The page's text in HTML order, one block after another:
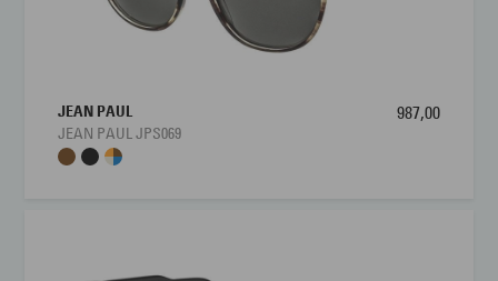
JEAN PAUL
JEAN PAUL JPS069
987,00